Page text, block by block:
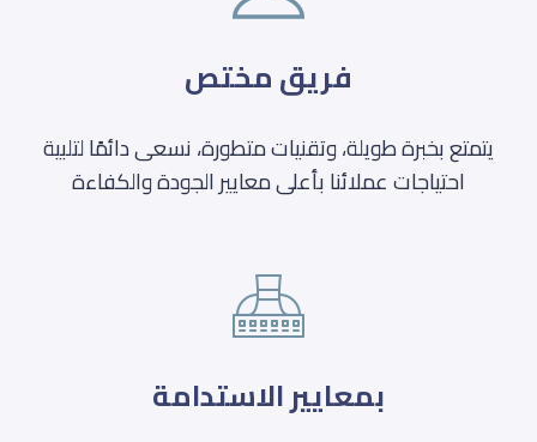
فريق مختص
يتمتع بخبرة طويلة، وتقنيات متطورة، نسعى دائمًا لتلبية
احتياجات عملائنا بأعلى معايير الجودة والكفاءة
بمعايير الاستدامة